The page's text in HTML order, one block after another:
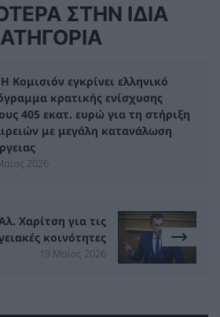
ΣΤΗΝ ΙΔΙΑ
Κομισιόν εγκρίνει ελληνικό
κρατικής ενίσχυσης
405 εκατ. ευρώ για τη στήριξη
με μεγάλη κατανάλωση
2026
Χαρίτση για τις
κοινότητες
19 Μαϊος 2026